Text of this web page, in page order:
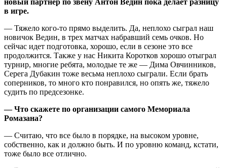
в игре.
— Тяжело кого-то прямо выделить. Да, неплохо сыграл наш
новичок Ведин, в трех матчах набравший семь очков. Но
сейчас идет подготовка, хорошо, если в сезоне это все
продолжится. Также у нас Никита Коротков хорошо отыграл
турнир, многие ребята, молодые те же — Дима Овчинников,
Серега Дубакин тоже весьма неплохо сыграли. Если брать
соперников, то много кто понравился, но опять же, тяжело
судить по предсезонке.
— Что скажете по организации самого Мемориала
Ромазана?
— Считаю, что все было в порядке, на высоком уровне,
собственно, как и должно быть. И по уровню команд, кстати,
тоже было все отлично.